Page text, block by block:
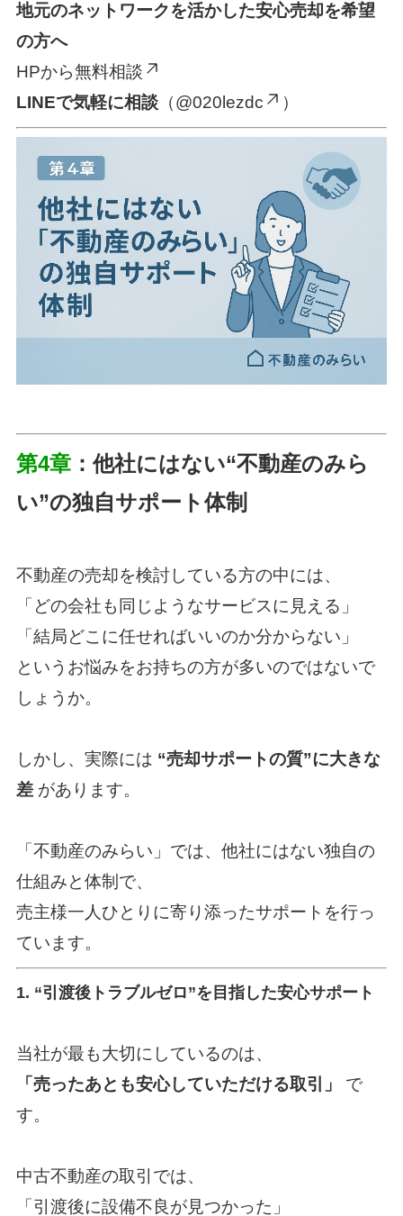
地元のネットワークを活かした安心売却を希望
の方へ
HPから無料相談
LINEで気軽に相談（@020lezdc ）
第4章：他社にはない“不動産のみら
い”の独自サポート体制
不動産の売却を検討している方の中には、
「どの会社も同じようなサービスに見える」
「結局どこに任せればいいのか分からない」
というお悩みをお持ちの方が多いのではないで
しょうか。
しかし、実際には “売却サポートの質”に大きな
差があります。
「 不動産のみらい 」では、他社にはない独自の
仕組みと体制で、
売主様一人ひとりに寄り添ったサポートを行っ
ています。
1. “引渡後トラブルゼロ”を目指した安心サポート
当社が最も大切にしているのは、
「売ったあとも安心していただける取引」
で
す。
中古不動産の取引では、
「引渡後に設備不良が見つかった」